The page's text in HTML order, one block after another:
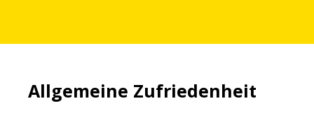
Allgemeine Zufriedenheit